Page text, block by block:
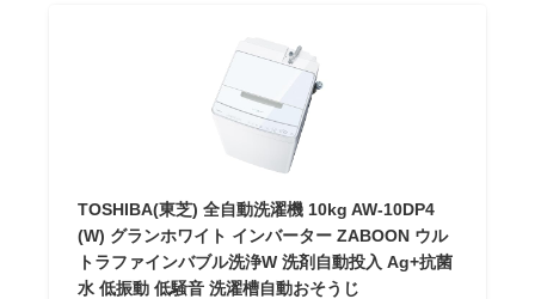
TOSHIBA(東芝) 全自動洗濯機 10kg AW-10DP4
(W) グランホワイト インバーター ZABOON ウル
トラファインバブル洗浄W 洗剤自動投入 Ag+抗菌
水 低振動 低騒音 洗濯槽自動おそうじ